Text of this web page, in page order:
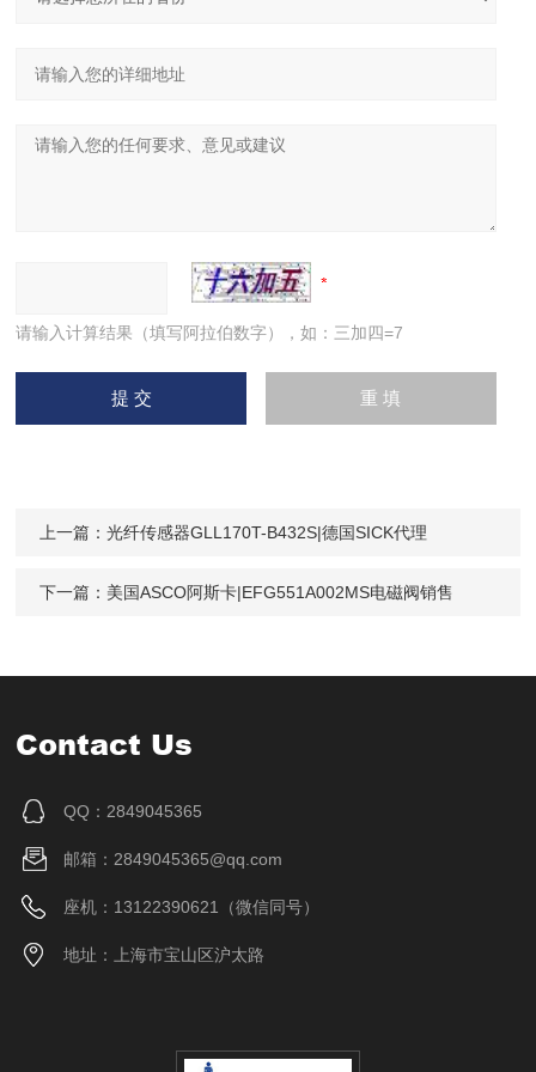
请输入计算结果（填写阿拉伯数字），如：三加四=7
上一篇：光纤传感器GLL170T-B432S|德国SICK代理
下一篇： 美国ASCO阿斯卡|EFG551A002MS电磁阀销售
Contact Us
QQ：2849045365
邮箱：2849045365@qq.com
座机：13122390621（微信同号）
地址：上海市宝山区沪太路